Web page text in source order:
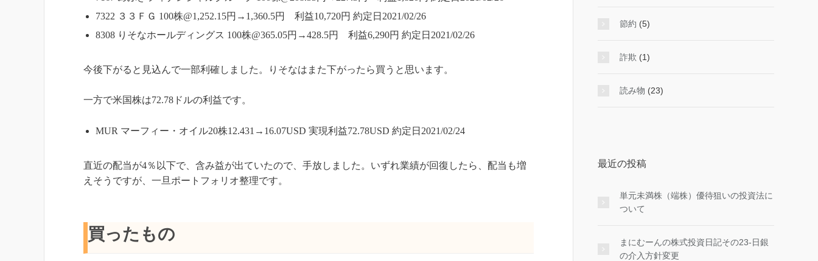
7322 ３３ＦＧ 100株@1,252.15円→1,360.5円 利益10,720円 約定日2021/02/26
8308 りそなホールディングス 100株@365.05円→428.5円 利益6,290円 約定日2021/02/26
今後下がると見込んで一部利確しました。りそなはまた下がったら買うと思います。
一方で米国株は72.78ドルの利益です。
MUR マーフィー・オイル20株12.431→16.07USD 実現利益72.78USD 約定日2021/02/24
直近の配当が4％以下で、含み益が出ていたので、手放しました。いずれ業績が回復したら、配当も増
えそうですが、一旦ポートフォリオ整理です。
買ったもの
節約 (5)
詐欺 (1)
読み物 (23)
最近の投稿
単元未満株（端株）優待狙いの投資法に
ついて
まにむーんの株式投資日記その23-日銀
の介入方針変更